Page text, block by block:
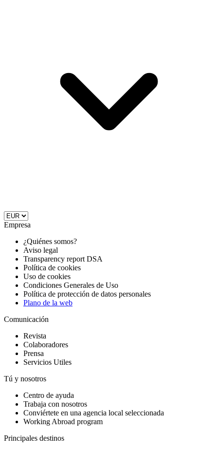
Empresa
¿Quiénes somos?
Aviso legal
Transparency report DSA
Política de cookies
Uso de cookies
Condiciones Generales de Uso
Política de protección de datos personales
Plano de la web
Comunicación
Revista
Colaboradores
Prensa
Servicios Utiles
Tú y nosotros
Centro de ayuda
Trabaja con nosotros
Conviértete en una agencia local seleccionada
Working Abroad program
Principales destinos